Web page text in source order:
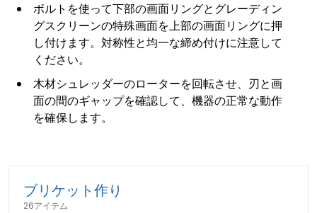
ボルトを使って下部の画面リングとグレーディン
グスクリーンの特殊画面を上部の画面リングに押
し付けます。対称性と均一な締め付けに注意して
ください。
木材シュレッダーのローターを回転させ、刃と画
面の間のギャップを確認して、機器の正常な動作
を確保します。
ブリケット作り
26アイテム